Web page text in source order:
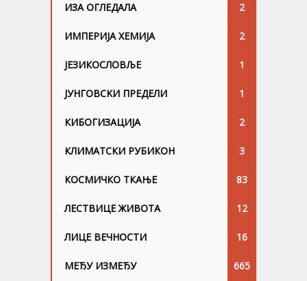
ИЗА ОГЛЕДАЛА 2
ИМПЕРИЈА ХЕМИЈА 2
ЈЕЗИКОСЛОВЉЕ 1
ЈУНГОВСKИ ПРЕДЕЛИ 1
КИБОГИЗАЦИЈА 2
КЛИМАТСКИ РУБИКОН 3
КОСМИЧКО ТКАЊЕ 83
ЛЕСТВИЦЕ ЖИВОТА 12
ЛИЦЕ ВЕЧНОСТИ 16
МЕЂУ ИЗМЕЂУ 665